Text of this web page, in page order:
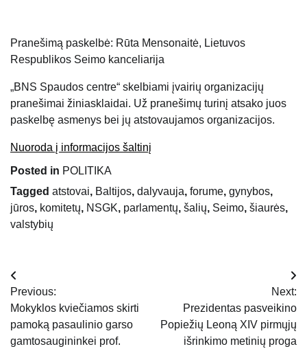
Pranešimą paskelbė: Rūta Mensonaitė, Lietuvos
Respublikos Seimo kanceliarija
„BNS Spaudos centre“ skelbiami įvairių organizacijų
pranešimai žiniasklaidai. Už pranešimų turinį atsako juos
paskelbę asmenys bei jų atstovaujamos organizacijos.
Nuoroda į informacijos šaltinį
Posted in POLITIKA
Tagged atstovai, Baltijos, dalyvauja, forume, gynybos,
jūros, komitetų, NSGK, parlamentų, šalių, Seimo, šiaurės,
valstybių
Navigacija
tarp
įrašų
Previous:
Mokyklos kviečiamos skirti
pamoką pasaulinio garso
gamtosaugininkei prof.
Next:
Prezidentas pasveikino
Popiežių Leoną XIV pirmųjų
išrinkimo metinių proga